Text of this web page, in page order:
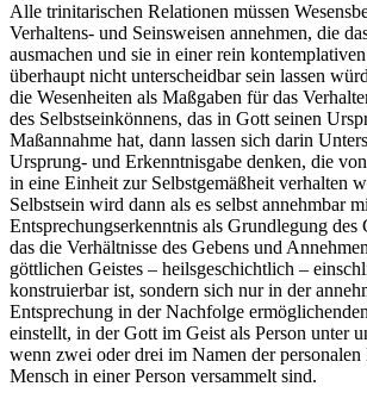
Alle trinitarischen Relationen müssen
Verhaltens- und Seinsweisen annehmen, die
ausmachen und sie in einer rein
überhaupt nicht unterscheidbar sein lassen
die Wesenheiten als Maßgaben für das
des Selbstseinkönnens, das in Gott seinen
Maßannahme hat, dann lassen sich darin
Ursprung- und Erkenntnisgabe denken, die
in eine Einheit zur Selbstgemäßheit verhalten
Selbstsein wird dann als es selbst annehmbar
Entsprechungserkenntnis als Grundlegung des
das die Verhältnisse des Gebens und
göttlichen Geistes – heilsgeschichtlich –
konstruierbar ist, sondern sich nur in der
Entsprechung in der Nachfolge
einstellt, in der Gott im Geist als Person unter
wenn zwei oder drei im Namen der
Mensch in einer Person versammelt sind.